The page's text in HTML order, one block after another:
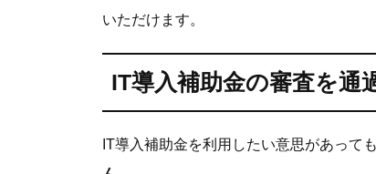
いただけます。
IT導入補助金の審査を通
IT導入補助金を利用したい意思があっても